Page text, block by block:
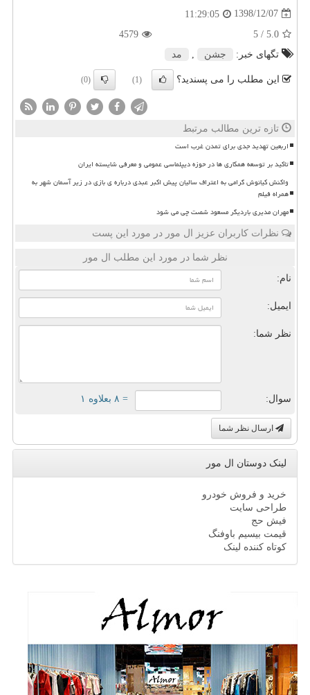
1398/12/07
11:29:05
5.0
/ 5
4579
تگهای خبر:
جشن مد
این مطلب را می پسندید؟ (1)
(0)
تازه ترین مطالب مرتبط
اربعین تهدید جدی برای تمدن غرب است
تاکید بر توسعه همکاری ها در حوزه دیپلماسی عمومی و معرفی شایسته ایران
واکنش کیانوش گرامی به اعتراف سالیان پیش اکبر عبدی درباره ی بازی در زیر آسمان شهر به
همراه فیلم
مهران مدیری باردیگر مسعود شصت چی می شود
نظرات کاربران عزیز ال مور در مورد این پست
نظر شما در مورد این مطلب ال مور
نام:
ایمیل:
نظر شما:
سوال: = ۸ بعلاوه ۱
ارسال نظر شما
لینک دوستان ال مور
خرید و فروش خودرو
طراحی سایت
فیش حج
قیمت بیسیم باوفنگ
کوتاه کننده لینک